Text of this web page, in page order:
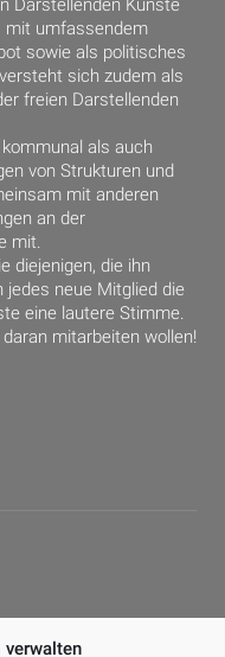
Darstellenden Künste
mit umfassendem
sowie als politisches
sich zudem als
freien Darstellenden
als auch
von Strukturen und
mit anderen
an der
mit.
diejenigen, die ihn
neue Mitglied die
eine lautere Stimme.
mitarbeiten wollen!